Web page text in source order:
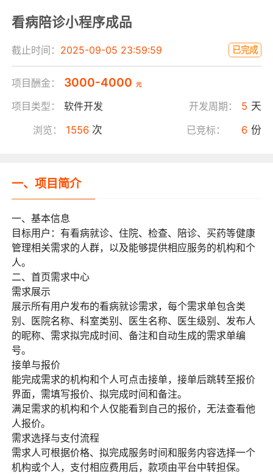
看病陪诊小程序成品
截止时间： 2025-09-05 23:59:59 已完成
项目酬金： 3000-4000 元
项目类型： 软件开发 开发周期： 5 天
浏览：
1556 次 已竞标： 6 份
一、项目简介
一、基本信息
目标用户：有看病就诊、住院、检查、陪诊、买药等健康
管理相关需求的人群，以及能够提供相应服务的机构和个
人。
二、首页需求中心
需求展示
展示所有用户发布的看病就诊需求，每个需求单包含类
别、医院名称、科室类别、医生名称、医生级别、发布人
的昵称、需求拟完成时间、备注和自动生成的需求单编
号。
接单与报价
能完成需求的机构和个人可点击接单，接单后跳转至报价
界面，需填写报价、拟完成时间和备注。
满足需求的机构和个人仅能看到自己的报价，无法查看他
人报价。
需求选择与支付流程
需求人可根据价格、拟完成服务时间和服务内容选择一个
机构或个人，支付相应费用后，款项由平台中转担保。